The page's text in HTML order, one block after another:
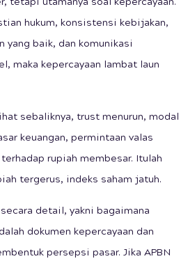
tetapi utamanya soal kepercayaan.
hukum, konsistensi kebijakan,
yang baik, dan komunikasi
maka kepercayaan lambat laun
sebaliknya, trust menurun, modal
keuangan, permintaan valas
rupiah membesar. Itulah
tergerus, indeks saham jatuh.
detail, yakni bagaimana
dokumen kepercayaan dan
persepsi pasar. Jika APBN